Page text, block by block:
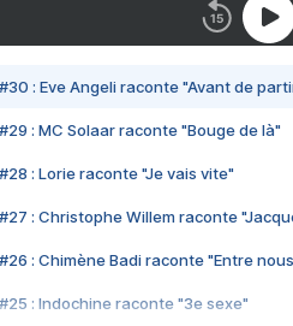
#30 : Eve Angeli raconte "Avant de
#29 : MC Solaar raconte "Bouge de là"
#28 : Lorie raconte "Je vais vite"
#27 : Christophe Willem raconte
#26 : Chimène Badi raconte "Entre
#25 : Indochine raconte "3e sexe"